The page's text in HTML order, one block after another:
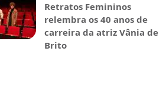
Retratos Femininos
relembra os 40 anos de
carreira da atriz Vânia de
Brito